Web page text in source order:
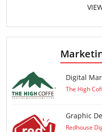
Digital
The High
Graphic
Redhouse